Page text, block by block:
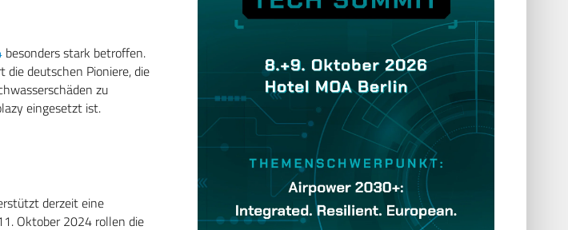
besonders stark betroffen.
deutschen Pioniere, die
zu
eingesetzt ist.
derzeit eine
Oktober 2024 rollen die